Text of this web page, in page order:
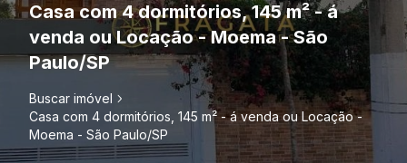
Casa com 4 dormitórios, 145 m² - á
venda ou Locação - Moema - São
Paulo/SP
Buscar imóvel
Casa com 4 dormitórios, 145 m² - á venda ou Locação -
Moema - São Paulo/SP